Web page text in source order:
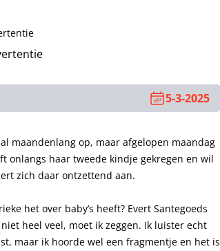
5-3-2025
maandenlang op, maar afgelopen maandag
onlangs haar tweede kindje gekregen en wil
zich daar ontzettend aan.
het over baby’s heeft? Evert Santegoeds
heel veel, moet ik zeggen. Ik luister echt
maar ik hoorde wel een fragmentje en het is